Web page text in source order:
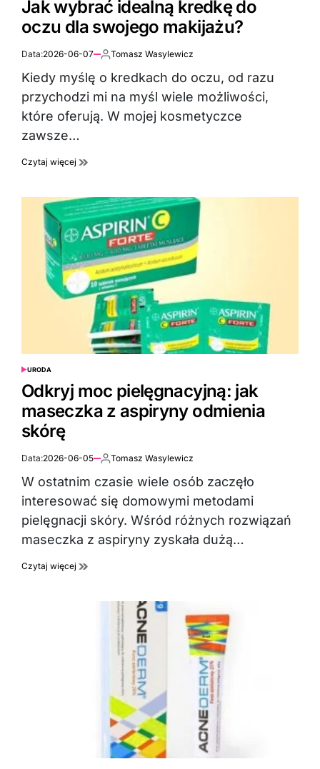
Jak wybrać idealną kredkę do
oczu dla swojego makijażu?
Data:2026-06-07 Autor:
Tomasz Wasylewicz
Kiedy myślę o kredkach do oczu, od razu
przychodzi mi na myśl wiele możliwości,
które oferują. W mojej kosmetyczce
zawsze…
Czytaj więcej
POSTED
IN
URODA
Odkryj moc pielęgnacyjną: jak
maseczka z aspiryny odmienia
skórę
Data:2026-06-05 Autor:
Tomasz Wasylewicz
W ostatnim czasie wiele osób zaczęło
interesować się domowymi metodami
pielęgnacji skóry. Wśród różnych rozwiązań
maseczka z aspiryny zyskała dużą…
Czytaj więcej